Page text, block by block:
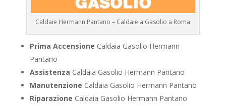
Caldaie Hermann Pantano – Caldaie a Gasolio a Roma
Prima Accensione Caldaia Gasolio Hermann
Pantano
Assistenza Caldaia Gasolio Hermann Pantano
Manutenzione Caldaia Gasolio Hermann Pantano
Riparazione Caldaia Gasolio Hermann Pantano